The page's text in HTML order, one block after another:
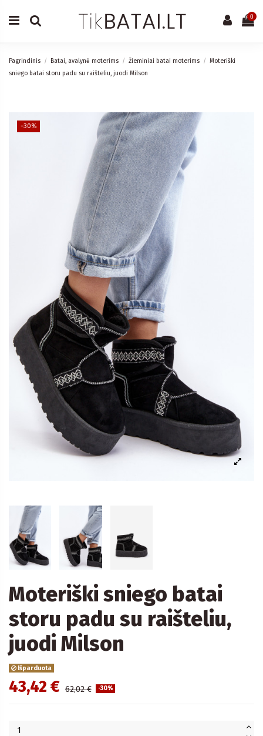
0
Pagrindinis Batai, avalynė moterims Žieminiai batai moterims
Moteriški
sniego batai storu padu su raišteliu, juodi Milson
−30%
Moteriški sniego batai
storu padu su raišteliu,
juodi Milson
Išparduota
43,42 € 62,02 € -30%